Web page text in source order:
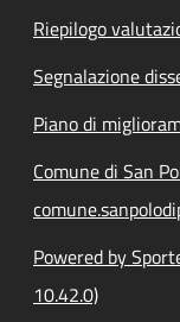
Riepilogo
Segnalazione
Piano di
Comune di San
Powered by
10.42.0)